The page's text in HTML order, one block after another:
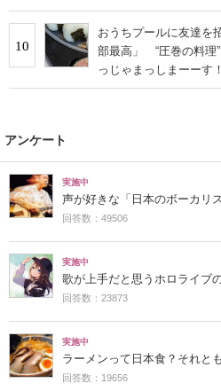
10
おうちプールに友達
部最高」 “圧巻の料理
っじゃまっしまーーす
アンケート
実施中
声が好きな「日本のボーカリ
回答数：49506
実施中
歌が上手だと思うホロライブ
回答数：23873
実施中
ラーメンって日本食？それと
回答数：19656